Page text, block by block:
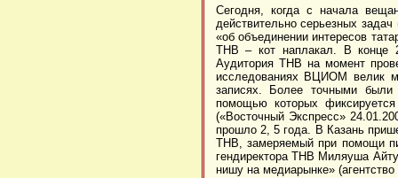
Сегодня, когда с начала
действительно серьезных
«об объединении интересов
ТНВ – кот наплакал. В конце
Аудитория ТНВ на момент
исследованиях ВЦИОМ велик
записях. Более точными были
помощью которых
(«Восточный Экспресс»
прошло 2, 5 года. В Казань
ТНВ, замеряемый при помощи
гендиректора ТНВ Миляуша
нишу на медиарынке»